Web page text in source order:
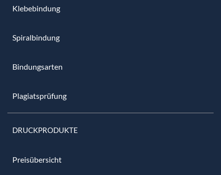
Klebebindung
Spiralbindung
Bindungsarten
Plagiatsprüfung
DRUCKPRODUKTE
Preisübersicht